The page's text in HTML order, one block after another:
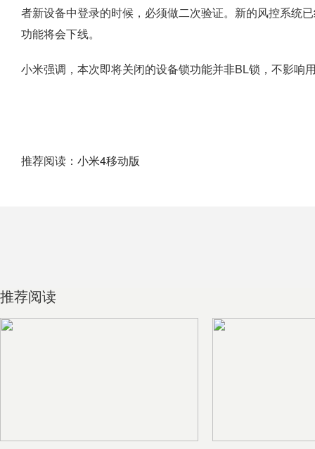
者新设备中登录的时候，必须做二次验证。新的风控系统
功能将会下线。
小米强调，本次即将关闭的设备锁功能并非BL锁，不影响
推荐阅读： 小米4移动版
推荐阅读